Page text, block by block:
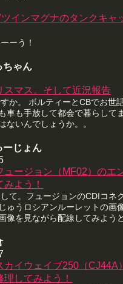
ツインマグナのタンクキャ
ーう！
ちゃん
スマス。そして近況報告
か。 ボルティーとCBでお世
車も手放して都会で暮らして
ないんでしょうか。。
ーじょん
ュージョン（MF02）のエ
みよう！
て。フュージョンのCDIコネ
ゅうロシアンルーレットの画
像を見ながら配線してみよう
カイウェイブ250（CJ44A
理してみよう！